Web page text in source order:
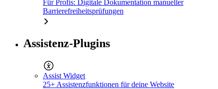
Für Profis: Digitale Dokumentation manueller
Barrierefreiheitsprüfungen
Assistenz-Plugins
Assist Widget
25+ Assistenzfunktionen für deine Website